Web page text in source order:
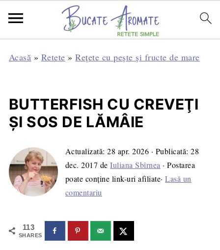
Acasă » Retete »Rețete cu pește și fructe de mare
BUTTERFISH CU CREVEŢI
ŞI SOS DE LĂMÂIE
Actualizată:28 apr. 2026 · Publicată:28
dec. 2017 deIuliana Sbîrnea · Postarea
poate conține link-uri afiliate·Lasă un
comentariu
113
SHARES